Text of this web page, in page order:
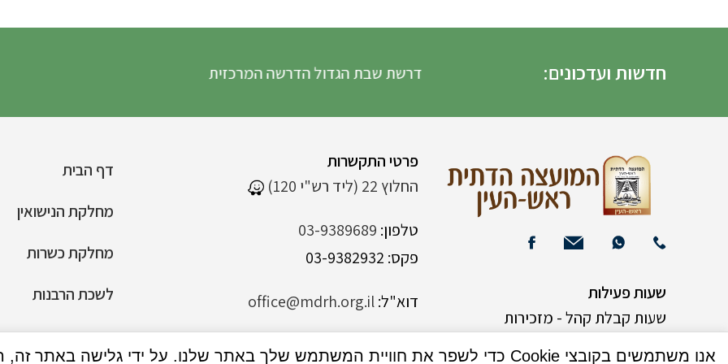
חדשות ועדכונים: דרשת שבת הגדול הדרשה המרכזית
דף הבית
מחלקת הנישואין
מחלקת כשרות
לשכת הרבנות
הצהרת נגישות
פרטי התקשרות
החלוץ 22 (ליד רש"י 120)
טלפון: 03-9389689
פקס: 03-9382932
דוא"ל:office@mdrh.org.il
שעות פעילות
שעות קבלת קהל - מזכירות
אנו משתמשים בקובצי Cookie כדי לשפר את חוויית המשתמש שלך באתר שלנו. על ידי גלישה באתר זה, הנך מסכים לשימוש שלנו בקובצי Cookie.